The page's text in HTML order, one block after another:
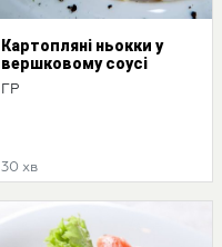
Картопляні ньокки у
вершковому соусі
ГР
30 хв